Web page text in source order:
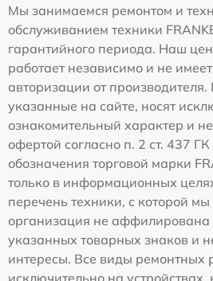
Мы занимаемся ремонтом и
обслуживанием техники
гарантийного периода. Наш
работает независимо и не
авторизации от
указанные на сайте, носят
ознакомительный характер и
офертой согласно п. 2 ст. 437
обозначения торговой марки
только в информационных
перечень техники, с которой
организация не аффилирована
указанных товарных знаков и
интересы. Все виды ремонтных
исключительно на